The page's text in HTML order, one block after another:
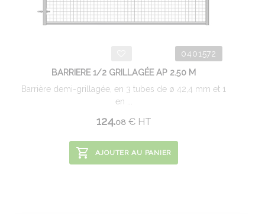
0401572
BARRIERE 1/2 GRILLAGÉE AP 2.50 M
Barrière demi-grillagée, en 3 tubes de ø 42,4 mm et 1
en ...
124.08 €HT
AJOUTER AU PANIER